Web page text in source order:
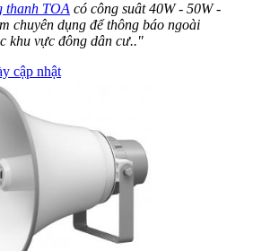
thanh TOA có công suât 40W - 50W -
chuyên dụng để thông báo ngoài
khu vực đông dân cư.."
cập nhật